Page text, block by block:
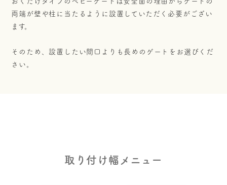
両端が壁や柱に 当たるように設置していただく必要がござい
ます。
そのため、設置したい間口よりも長めのゲートをお選びくだ
さい。
取り付け幅メニュー